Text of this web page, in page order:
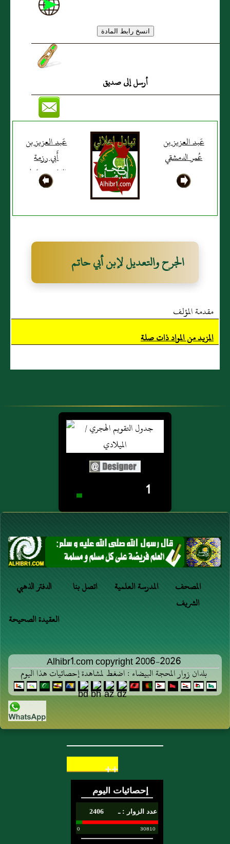
أرسل إلى صديق
عَبد العزيز بن
عُمر الدمشقي
عَبد العزيز بن
أَبي رزمة
المَرْوَزي، مَولى
بَني يشكر أَبو
رزمة غزوان
الجرح والتعديل لإبن أبي حاتم
مقدمة المؤلف
المزيد من المواد ذات صلة
1
الدفتر الذهبي اتصل بنا المدرسة العلمية
المصحف
الشريف
العقيدة الصحيحة
Alhibr1.com copyright 2006-2026
بلدان زوار المحجة البيضاء : اضغط لمشاهدة إحصائيات هذا اليوم
++